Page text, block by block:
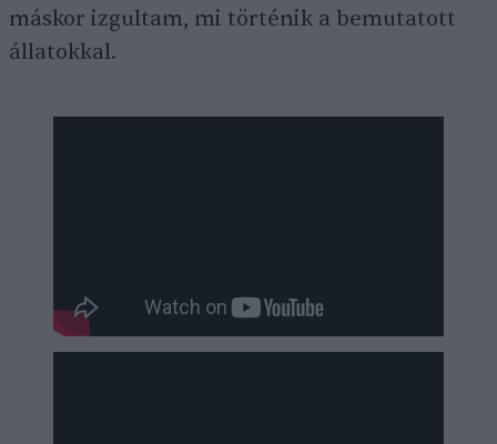
máskor izgultam, mi történik a bemutatott
állatokkal.